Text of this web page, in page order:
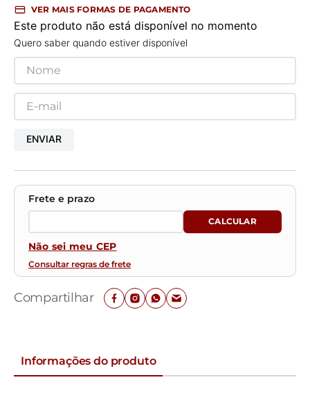
VER MAIS FORMAS DE PAGAMENTO
Este produto não está disponível no momento
Quero saber quando estiver disponível
ENVIAR
Não sei meu CEP
Consultar regras de frete
Compartilhar
Informações do produto